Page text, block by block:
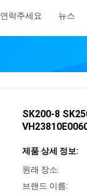
연락주세요 뉴스
SK200-8
제품 상세 정보:
원래 장소:
브랜드 이름: